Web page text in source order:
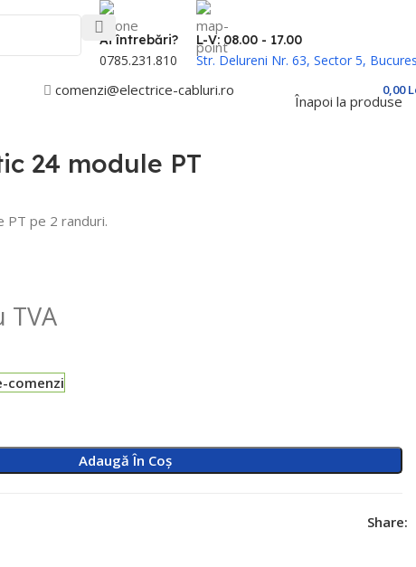
Ai întrebări?
0785.231.810
L-V: 08.00 - 17.00
Str. Delureni Nr. 63, Sector 5,
comenzi@electrice-cabluri.ro 0,00
Înapoi la produse
24 module PT
PT pe 2 randuri.
TVA
comenzi
Adaugă În Coș
Share: